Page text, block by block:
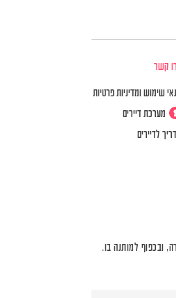
קשר
שימוש ומדיניות פרטיות
מערכת דיירים
לדיירים
ובכפוף למותנה בו.